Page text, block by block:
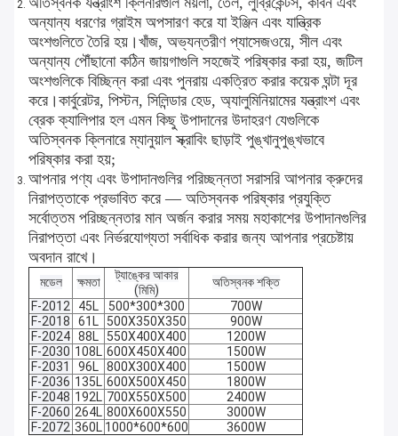
অন্যান্য ধরণের গ্রাইম অপসারণ করে যা ইঞ্জিন এবং যান্ত্রিক
অংশগুলিতে তৈরি হয়।খাঁজ, অভ্যন্তরীণ প্যাসেজওয়ে, সীল এবং
অন্যান্য পৌঁছানো কঠিন জায়গাগুলি সহজেই পরিষ্কার করা হয়, জটিল
অংশগুলিকে বিচ্ছিন্ন করা এবং পুনরায় একত্রিত করার কয়েক ঘন্টা দূর
করে।কার্বুরেটর, পিস্টন, সিলিন্ডার হেড, অ্যালুমিনিয়ামের যন্ত্রাংশ এবং
ব্রেক ক্যালিপার হল এমন কিছু উপাদানের উদাহরণ যেগুলিকে
অতিস্বনক ক্লিনারে ম্যানুয়াল স্ক্রাবিং ছাড়াই পুঙ্খানুপুঙ্খভাবে
পরিষ্কার করা হয়;
আপনার পণ্য এবং উপাদানগুলির পরিচ্ছন্নতা সরাসরি আপনার ক্রুদের
নিরাপত্তাকে প্রভাবিত করে — অতিস্বনক পরিষ্কার প্রযুক্তি
সর্বোত্তম পরিচ্ছন্নতার মান অর্জন করার সময় মহাকাশের উপাদানগুলির
নিরাপত্তা এবং নির্ভরযোগ্যতা সর্বাধিক করার জন্য আপনার প্রচেষ্টায়
অবদান রাখে।
মডেল ক্ষমতা
ট্যাঙ্কের আকার
(মিমি)
অতিস্বনক শক্তি
F-2012
45L 500*300*300
700W
F-2018
61L 500X350X350
900W
F-2024 88L 550X400X400
1200W
F-2030 108L 600X450X400
1500W
F-2031
96L 800X300X400
1500W
F-2036 135L 600X500X450
1800W
F-2048 192L 700X550X500
2400W
F-2060 264L 800X600X550
3000W
F-2072 360L 1000*600*600 3600W